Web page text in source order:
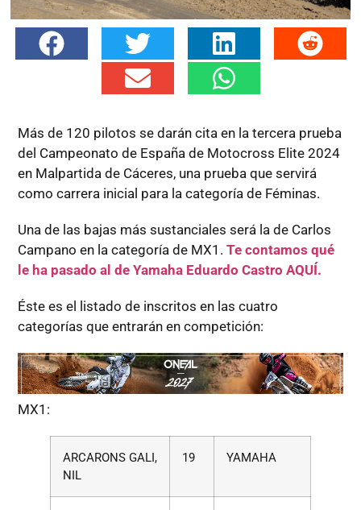
Más de 120 pilotos se darán cita en la tercera prueba
del Campeonato de España de Motocross Elite 2024
en Malpartida de Cáceres, una prueba que servirá
como carrera inicial para la categoría de Féminas.
Una de las bajas más sustanciales será la de Carlos
Campano en la categoría de MX1. Te contamos qué
le ha pasado al de Yamaha Eduardo Castro AQUÍ.
Éste es el listado de inscritos en las cuatro
categorías que entrarán en competición:
MX1:
ARCARONS GALI,
NIL
19 YAMAHA